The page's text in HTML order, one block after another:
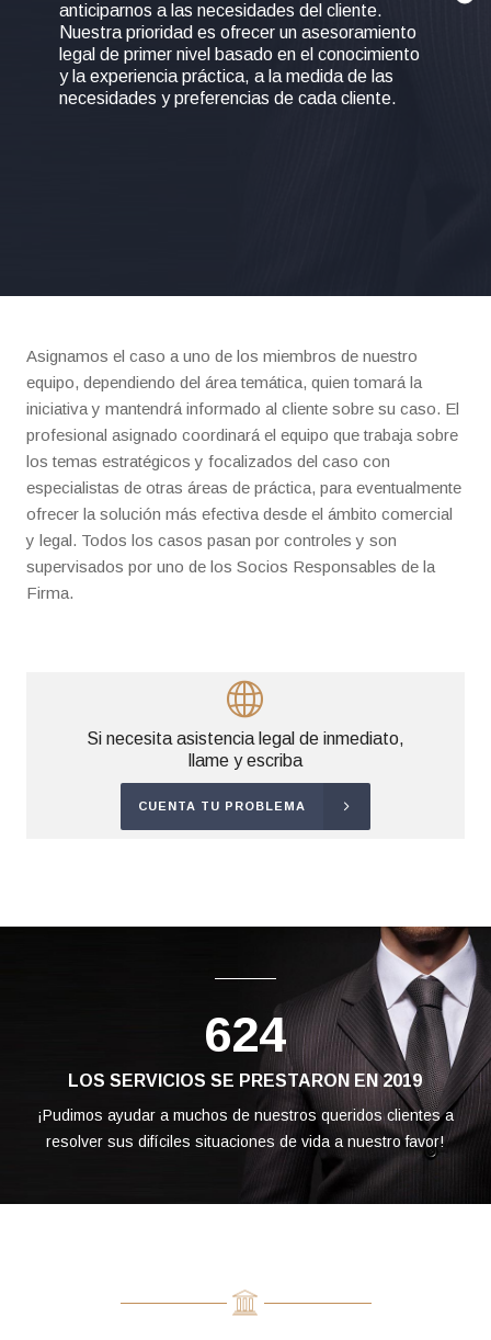
anticiparnos a las necesidades del cliente.
Nuestra prioridad es ofrecer un asesoramiento
legal de primer nivel basado en el conocimiento
y la experiencia práctica, a la medida de las
necesidades y preferencias de cada cliente.
Asignamos el caso a uno de los miembros de nuestro
equipo, dependiendo del área temática, quien tomará la
iniciativa y mantendrá informado al cliente sobre su caso. El
profesional asignado coordinará el equipo que trabaja sobre
los temas estratégicos y focalizados del caso con
especialistas de otras áreas de práctica, para eventualmente
ofrecer la solución más efectiva desde el ámbito comercial
y legal. Todos los casos pasan por controles y son
supervisados por uno de los Socios Responsables de la
Firma.
Si necesita asistencia legal de inmediato,
llame y escriba
CUENTA TU PROBLEMA
624
LOS SERVICIOS SE PRESTARON EN 2019
¡Pudimos ayudar a muchos de nuestros queridos clientes a
resolver sus difíciles situaciones de vida a nuestro favor!